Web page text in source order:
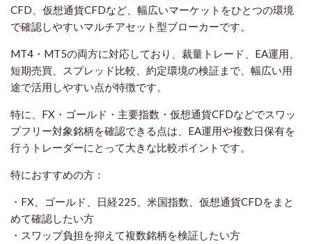
CFD、仮想通貨CFDなど、幅広いマーケットをひとつの環境
で確認しやすいマルチアセット型ブローカーです。
MT4・MT5の両方に対応しており、裁量トレード、EA運用、
短期売買、スプレッド比較、約定環境の検証まで、幅広い用
途で活用しやすい点が特徴です。
特に、FX・ゴールド・主要指数・仮想通貨CFDなどでスワッ
プフリー対象銘柄を確認できる点は、EA運用や複数日保有を
行うトレーダーにとって大きな比較ポイントです。
特におすすめの方：
・FX、ゴールド、日経225、米国指数、仮想通貨CFDをまと
めて確認したい方
・スワップ負担を抑えて複数銘柄を検証したい方